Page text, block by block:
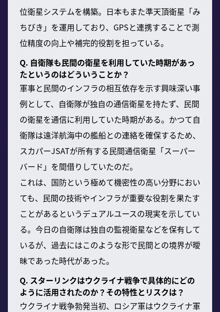
位衛星システムを構築。日本もまた準天頂衛星「み
ちびき」を運用しており、GPSと連携することで測
位精度の向上や補完的役割を担っている。
Q. 自衛隊も民間の衛星を利用していた時期があっ
たというのはどういうことか？
軍事と民間のインフラの相互依存を示す興味深い事
例として、自衛隊が独自の通信衛星を持たず、民間
の衛星を通信に利用していた時期がある。かつて自
衛隊は遠洋航海中の艦船との連絡を確保するため、
スカパーJSATが所有する民間通信衛星「スーパー
バード」を間借りしていたのだ。
これは、国防という極めて機密性の高い分野におい
ても、民間の技術やインフラが重要な役割を果たす
ことがあるというデュアルユースの現実を示してい
る。今日の自衛隊は独自の監視衛星などを保有して
いるが、過去にはこのような形で民間との境界が曖
昧であった時代があった。
Q. スターリンクはウクライナ戦争で具体的にどの
ように活用されたのか？その特性とリスクは？
ウクライナ戦争勃発当初、ロシア軍はウクライナ軍